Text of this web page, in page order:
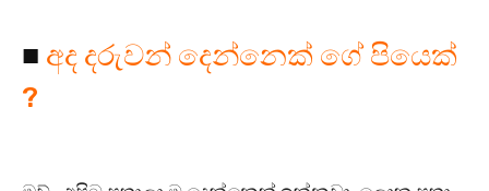
■ අද දරුවන් දෙන්නෙක් ගේ පියෙක්
?